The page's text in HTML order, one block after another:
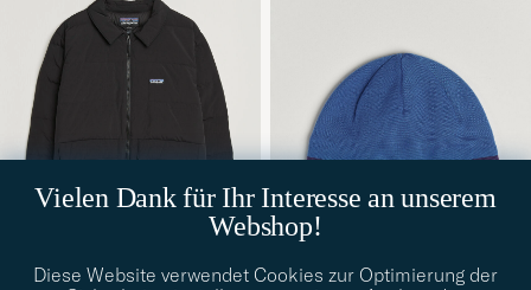
Vielen Dank für Ihr Interesse an unserem
Webshop!
Diese Website verwendet Cookies zur Optimierung der